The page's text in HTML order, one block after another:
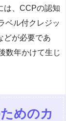
は、CCPの認知
ベル付クレジッ
どが必要であ
数年かけて生じ
めのカ